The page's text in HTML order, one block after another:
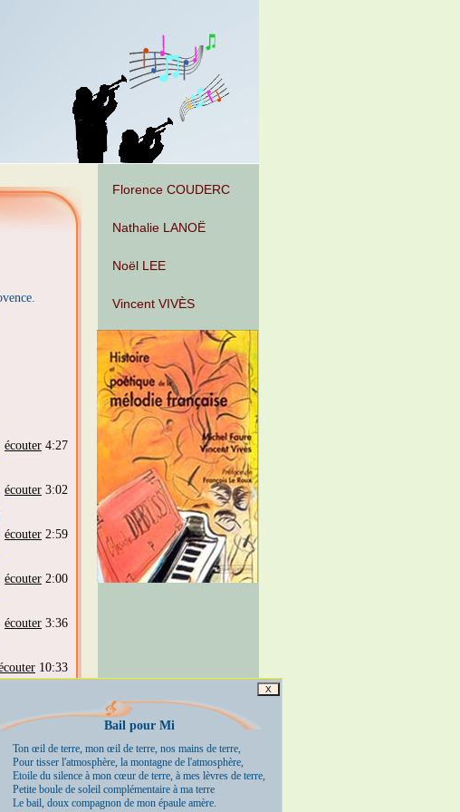
Florence COUDERC
Nathalie LANOË
Noël LEE
Vincent VIVÈS
X
Bail pour Mi
Ton œil de terre, mon œil de terre, nos mains de terre,
Pour tisser l'atmosphère, la montagne de l'atmosphère,
Etoile du silence à mon cœur de terre, à mes lèvres de terre,
Petite boule de soleil complémentaire à ma terre
Le bail, doux compagnon de mon épaule amère.
écouter 4:27
écouter 3:02
écouter 2:59
écouter 2:00
écouter 3:36
10:33
2:23
écouter2:38
écouter 3:06